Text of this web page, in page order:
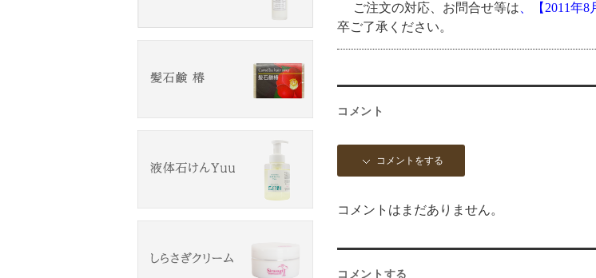
ご注文の対応、お問合せ等は 、【2011年
卒ご了承ください。
コメント
コメントをする
コメントはまだありません。
コメントする